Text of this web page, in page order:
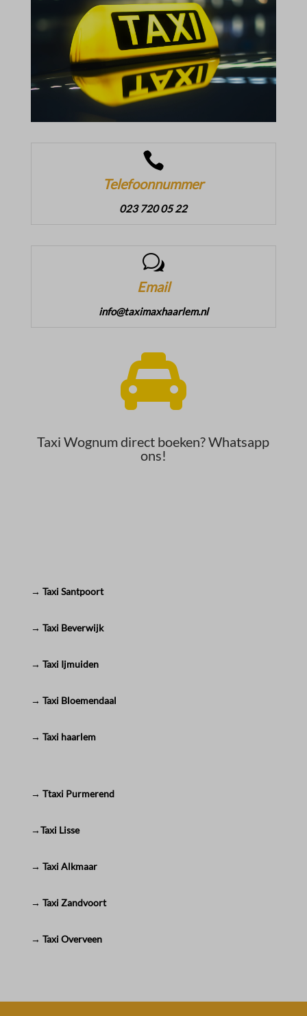

Telefoonnummer
023 720 05 22
w
Email
info@taximaxhaarlem.nl

Taxi Wognum direct boeken? Whatsapp
ons!
→ Taxi Santpoort
→ Taxi Beverwijk
→ Taxi Ijmuiden
→ Taxi Bloemendaal
→ Taxi haarlem
→ Ttaxi Purmerend
→Taxi Lisse
→ Taxi Alkmaar
→ Taxi Zandvoort
→ Taxi Overveen